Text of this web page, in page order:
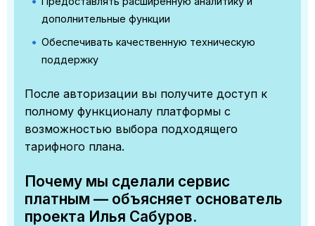
дополнительные функции
Обеспечивать качественную техническую
поддержку
После авторизации вы получите доступ к
полному функционалу платформы с
возможностью выбора подходящего
тарифного плана.
Почему мы сделали сервис
платным — объясняет основатель
проекта Илья Сабуров.